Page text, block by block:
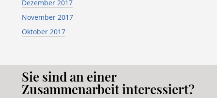
Dezember 2017
November 2017
Oktober 2017
Sie sind an einer
Zusammenarbeit interessiert?